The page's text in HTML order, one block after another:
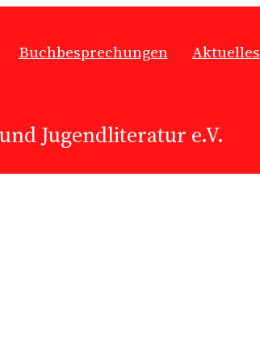
Buchbesprechungen Aktuelles
Jugendliteratur e.V.